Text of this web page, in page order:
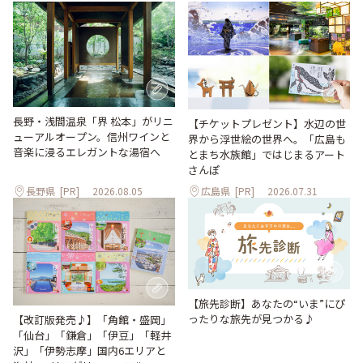
長野・浅間温泉「界 松本」がリニ
ューアルオープン。信州ワインと
音楽に浸るエレガントな湯宿へ
長野県 [PR] 2026.08.05
【チケットプレゼント】水辺の世
界から浮世絵の世界へ。「広島も
とまち水族館」ではじまるアート
さんぽ
広島県 [PR] 2026.07.31
【改訂版発売♪】「角館・盛岡」
「仙台」「鎌倉」「伊豆」「軽井
沢」「伊勢志摩」国内6エリアと
【旅先診断】あなたの“いま”にぴ
ったりな旅先が見つかる♪